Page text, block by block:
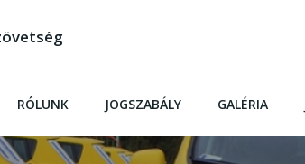
RÓLUNK JOGSZABÁLY GALÉRIA